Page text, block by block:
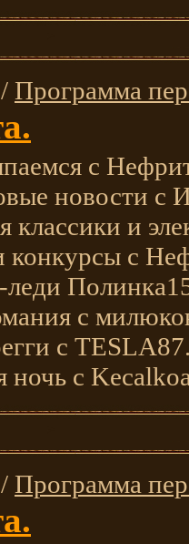
Программа
с
новости с
классики и
конкурсы с
с
с
ночь с
Программа